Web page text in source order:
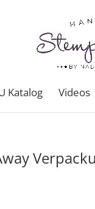
Katalog Videos